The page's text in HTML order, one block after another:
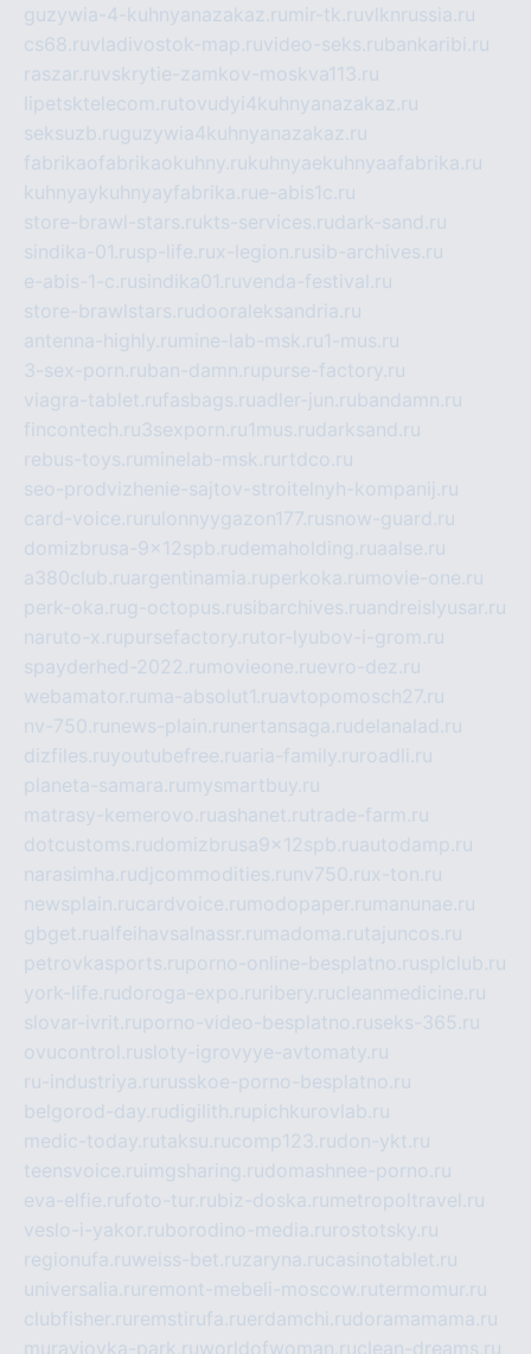
guzywia-4-kuhnyanazakaz.ru mir-tk.ruvlknrussia.ru
cs68.ruvladivostok-map.ruvideo-seks.rubankaribi.ru
raszar.ruvskrytie-zamkov-moskva113.ru
lipetsktelecom.rutovudyi4kuhnyanazakaz.ru
seksuzb.ruguzywia4kuhnyanazakaz.ru
fabrikaofabrikaokuhny.rukuhnyaekuhnyaafabrika.ru
kuhnyaykuhnyayfabrika.rue-abis1c.ru
store-brawl-stars.rukts-services.rudark-sand.ru
sindika-01.rusp-life.rux-legion.rusib-archives.ru
e-abis-1-c.rusindika01.ruvenda-festival.ru
store-brawlstars.rudooraleksandria.ru
antenna-highly.ru mine-lab-msk.ru1-mus.ru
3-sex-porn.ruban-damn.rupurse-factory.ru
viagra-tablet.rufasbags.ruadler-jun.rubandamn.ru
fincontech.ru3sexporn.ru1mus.rudarksand.ru
rebus-toys.ru minelab-msk.ru rtdco.ru
seo-prodvizhenie-sajtov-stroitelnyh-kompanij.ru
card-voice.ru rulonnyygazon177.rusnow-guard.ru
domizbrusa-9x12spb.rudemaholding.ruaalse.ru
a380club.ruargentinamia.ruperkoka.ru movie-one.ru
perk-oka.rug-octopus.rusibarchives.ruandreislyusar.ru
naruto-x.rupursefactory.rutor-lyubov-i-grom.ru
spayderhed-2022.ru movieone.ruevro-dez.ru
webamator.ru ma-absolut1.ruavtopomosch27.ru
nv-750.ru news-plain.ru nertansaga.rudelanalad.ru
dizfiles.ruyoutubefree.ruaria-family.ru roadli.ru
planeta-samara.ru mysmartbuy.ru
matrasy-kemerovo.ruashanet.rutrade-farm.ru
dotcustoms.rudomizbrusa9x12spb.ruautodamp.ru
narasimha.rudjcommodities.ru nv750.rux-ton.ru
newsplain.rucardvoice.ru modopaper.ru manunae.ru
gbget.rualfeihavsalnassr.ru madoma.rutajuncos.ru
petrovkasports.ruporno-online-besplatno.rusplclub.ru
york-life.rudoroga-expo.ru ribery.rucleanmedicine.ru
slovar-ivrit.ruporno-video-besplatno.ruseks-365.ru
ovucontrol.rusloty-igrovyye-avtomaty.ru
ru-industriya.ru russkoe-porno-besplatno.ru
belgorod-day.rudigilith.rupichkurovlab.ru
medic-today.rutaksu.rucomp123.rudon-ykt.ru
teensvoice.ru imgsharing.rudomashnee-porno.ru
eva-elfie.rufoto-tur.rubiz-doska.ru metropoltravel.ru
veslo-i-yakor.ruborodino-media.ru rostotsky.ru
regionufa.ruweiss-bet.ruzaryna.rucasinotablet.ru
universalia.ru remont-mebeli-moscow.rutermomur.ru
clubfisher.ru remstirufa.ruerdamchi.rudoramamama.ru
muraviovka-park.ruworldofwoman.ruclean-dreams.ru